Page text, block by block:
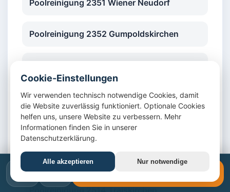
Poolreinigung 2351 Wiener Neudorf
Poolreinigung 2352 Gumpoldskirchen
Poolreinigung 2380 Perchtoldsdorf
Poolreinigung 2345 Brunn am Gebirge
Poolreinigung 2344 Maria Enzersdorf
📞 ✉️ 📞 +43 1 4420617
Cookie-Einstellungen
Wir verwenden technisch notwendige Cookies, damit
die Website zuverlässig funktioniert. Optionale Cookies
helfen uns, unsere Website zu verbessern. Mehr
Informationen finden Sie in unserer
Datenschutzerklärung.
Alle akzeptieren Nur notwendige